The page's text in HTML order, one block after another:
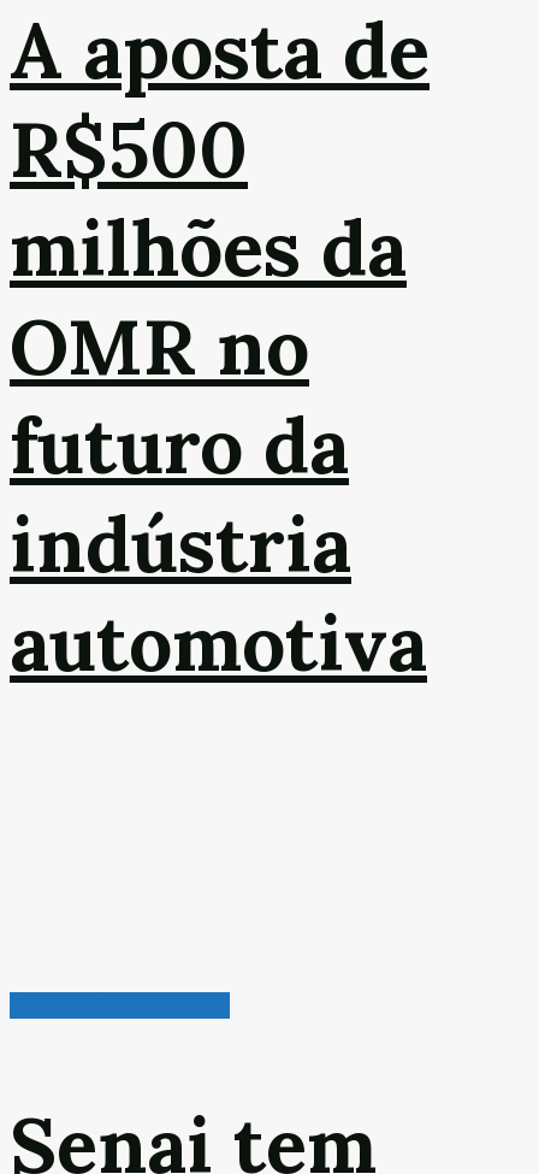
A aposta de
R$500
milhões da
OMR no
futuro da
indústria
automotiva
Senai tem